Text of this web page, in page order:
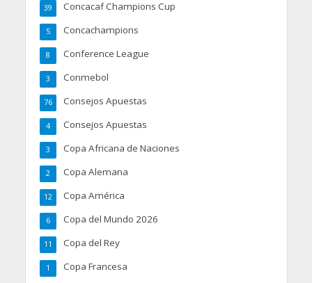
Concacaf Champions Cup
39
Concachampions
5
Conference League
8
Conmebol
3
Consejos Apuestas
76
Consejos Apuestas
4
Copa Africana de Naciones
3
Copa Alemana
2
Copa América
12
Copa del Mundo 2026
6
Copa del Rey
11
Copa Francesa
1